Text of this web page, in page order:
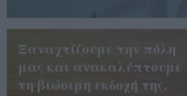
Ξαναχτίζουμε την πόλη
μας και ανακαλύπτουμε
τη βιώσιμη εκδοχή της.